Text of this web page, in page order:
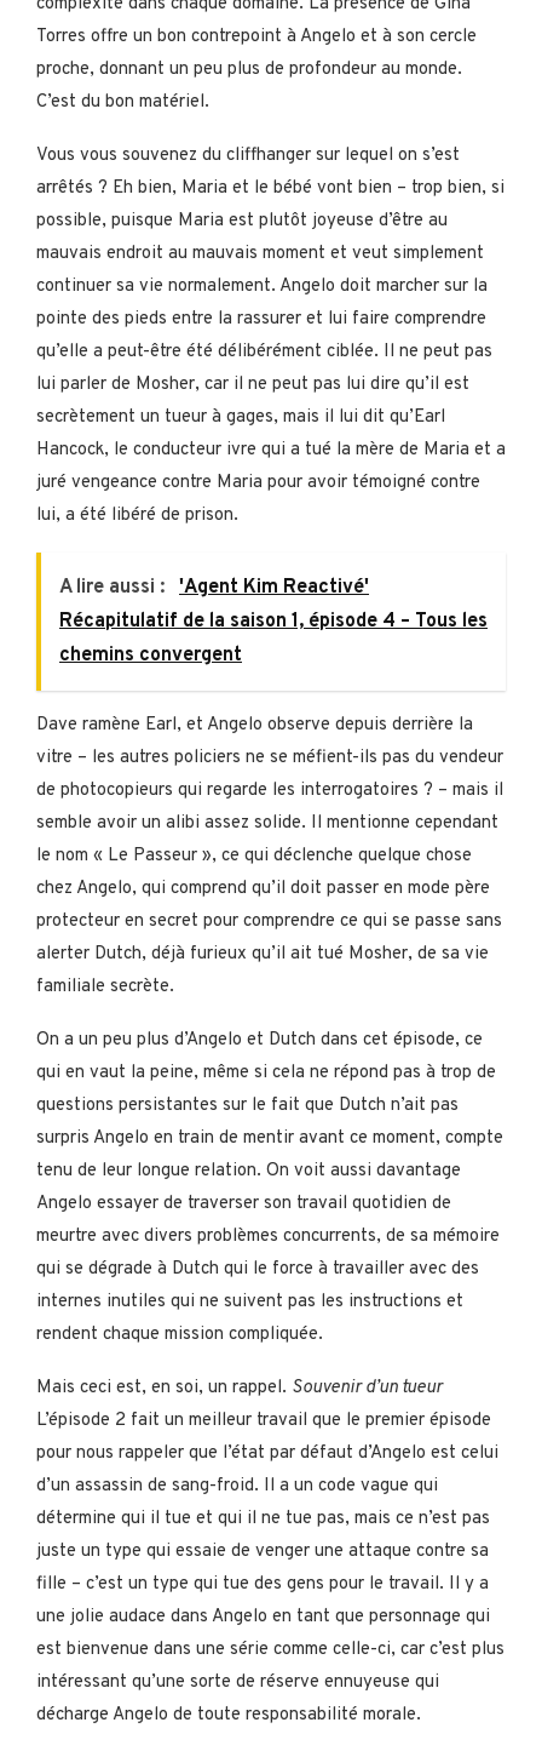
Torres offre un bon contrepoint à Angelo et à son cercle
proche, donnant un peu plus de profondeur au monde.
C’est du bon matériel.
Vous vous souvenez du cliffhanger sur lequel on s’est
arrêtés ? Eh bien, Maria et le bébé vont bien – trop bien, si
possible, puisque Maria est plutôt joyeuse d’être au
mauvais endroit au mauvais moment et veut simplement
continuer sa vie normalement. Angelo doit marcher sur la
pointe des pieds entre la rassurer et lui faire comprendre
qu’elle a peut-être été délibérément ciblée. Il ne peut pas
lui parler de Mosher, car il ne peut pas lui dire qu’il est
secrètement un tueur à gages, mais il lui dit qu’Earl
Hancock, le conducteur ivre qui a tué la mère de Maria et a
juré vengeance contre Maria pour avoir témoigné contre
lui, a été libéré de prison.
A lire aussi : 'Agent Kim Reactivé'
Récapitulatif de la saison 1, épisode 4 – Tous les
chemins convergent
Dave ramène Earl, et Angelo observe depuis derrière la
vitre – les autres policiers ne se méfient-ils pas du vendeur
de photocopieurs qui regarde les interrogatoires ? – mais il
semble avoir un alibi assez solide. Il mentionne cependant
le nom « Le Passeur », ce qui déclenche quelque chose
chez Angelo, qui comprend qu’il doit passer en mode père
protecteur en secret pour comprendre ce qui se passe sans
alerter Dutch, déjà furieux qu’il ait tué Mosher, de sa vie
familiale secrète.
On a un peu plus d’Angelo et Dutch dans cet épisode, ce
qui en vaut la peine, même si cela ne répond pas à trop de
questions persistantes sur le fait que Dutch n’ait pas
surpris Angelo en train de mentir avant ce moment, compte
tenu de leur longue relation. On voit aussi davantage
Angelo essayer de traverser son travail quotidien de
meurtre avec divers problèmes concurrents, de sa mémoire
qui se dégrade à Dutch qui le force à travailler avec des
internes inutiles qui ne suivent pas les instructions et
rendent chaque mission compliquée.
Mais ceci est, en soi, un rappel. Souvenir d’un tueur
L’épisode 2 fait un meilleur travail que le premier épisode
pour nous rappeler que l’état par défaut d’Angelo est celui
d’un assassin de sang-froid. Il a un code vague qui
détermine qui il tue et qui il ne tue pas, mais ce n’est pas
juste un type qui essaie de venger une attaque contre sa
fille – c’est un type qui tue des gens pour le travail. Il y a
une jolie audace dans Angelo en tant que personnage qui
est bienvenue dans une série comme celle-ci, car c’est plus
intéressant qu’une sorte de réserve ennuyeuse qui
décharge Angelo de toute responsabilité morale.